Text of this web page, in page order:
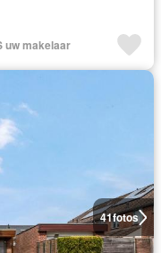
uw makelaar
41fotos